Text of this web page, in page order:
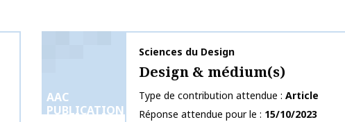
AAC
PUBLICATIONS
Nom de la publication
Sciences du Design
Design & médium(s)
Type de contribution attendue
Article
Réponse attendue pour le
15/10/2023